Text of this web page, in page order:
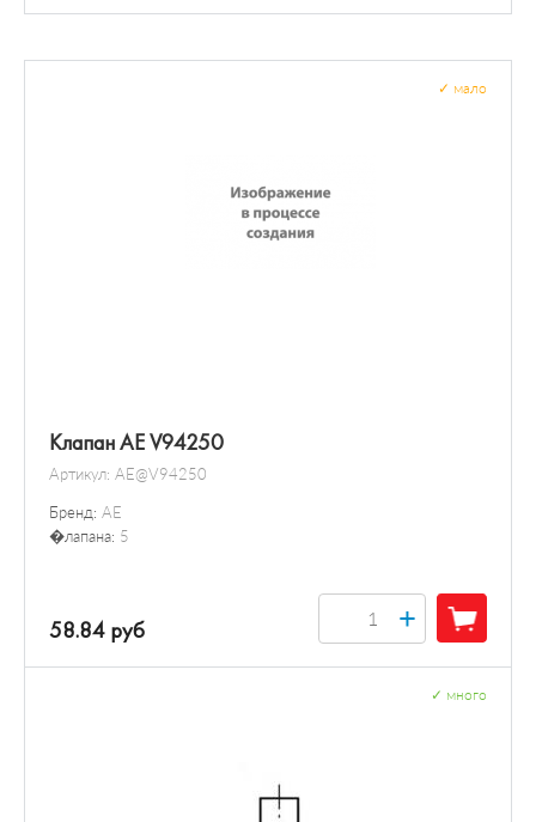
Клапан AE V94250
Артикул: AE@V94250
Бренд: AE
�лапана: 5
мало
58.84 руб +
много